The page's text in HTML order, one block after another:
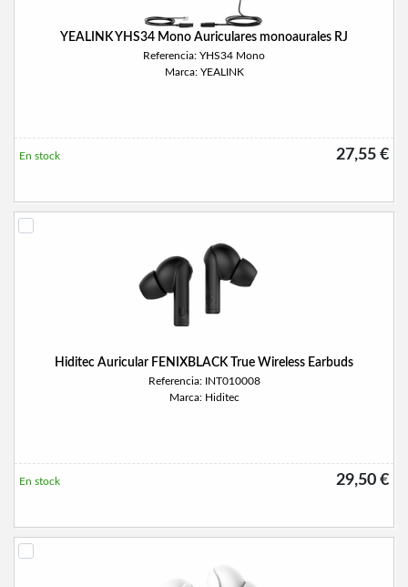
YEALINK YHS34 Mono Auriculares monoaurales RJ
Referencia: YHS34 Mono
Marca: YEALINK
27,55 €
En stock
Hiditec Auricular FENIXBLACK True Wireless Earbuds
Referencia: INT010008
Marca: Hiditec
29,50 €
En stock